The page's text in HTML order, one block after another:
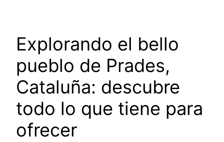
Explorando el bello
pueblo de Prades,
Cataluña: descubre
todo lo que tiene para
ofrecer